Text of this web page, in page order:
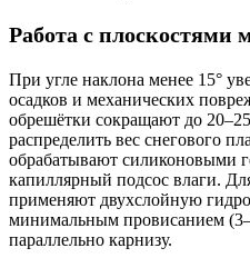
Работа с плоскостями
При угле наклона менее 15°
осадков и механических
обрешётки сокращают до
распределить вес снегового
обрабатывают силиконовыми
капиллярный подсос влаги.
применяют двухслойную
минимальным провисанием
параллельно карнизу.